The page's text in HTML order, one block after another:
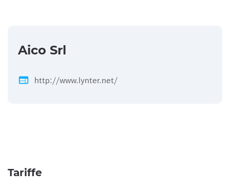
Aico Srl
web http://www.lynter.net/
Tariffe